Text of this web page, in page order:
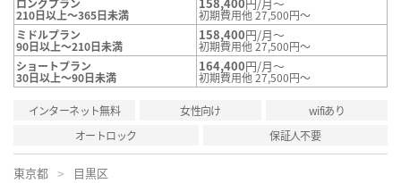
ロングプラン
210日以上～365日未満
158,400円/月～
初期費用他 27,500円～
ミドルプラン
90日以上～210日未満
158,400円/月～
初期費用他 27,500円～
ショートプラン
30日以上～90日未満
164,400円/月～
初期費用他 27,500円～
インターネット無料 女性向け
wifiあり
オートロック
保証人不要
東京都 目黒区